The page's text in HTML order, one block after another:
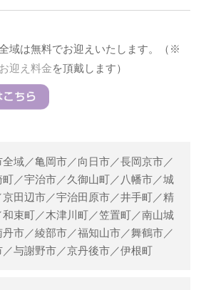
域は無料でお迎えいたします。（※
お迎え料金を頂戴します）
全域／亀岡市／向日市／長岡京市／
町／宇治市／久御山町／八幡市／城
京田辺市／宇治田原市／井手町／精
和束町／木津川町／笠置町／南山城
丹市／綾部市／福知山市／舞鶴市／
／与謝野市／京丹後市／伊根町